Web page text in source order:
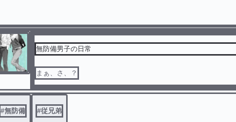
無防備男子の日常
まぁ、さ、？
#無防備 #従兄弟